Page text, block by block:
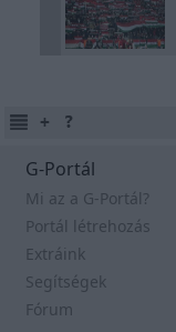
G-Portál
Mi az a G-Portál?
Portál létrehozás
Extráink
Segítségek
Fórum